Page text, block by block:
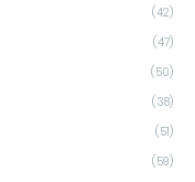
(42)
(47)
(50)
(38)
(51)
(59)